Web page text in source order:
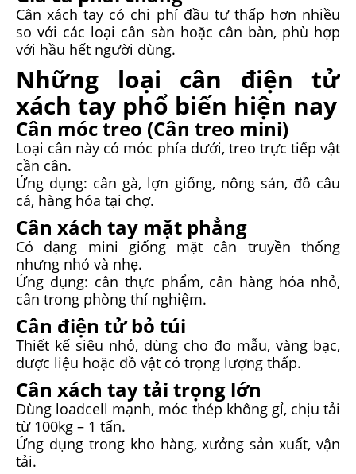
Cân xách tay có chi phí đầu tư thấp hơn nhiều
so với các loại cân sàn hoặc cân bàn, phù hợp
với hầu hết người dùng.
Những loại cân điện tử
xách tay phổ biến hiện nay
Cân móc treo (Cân treo mini)
Loại cân này có móc phía dưới, treo trực tiếp vật
cần cân.
Ứng dụng: cân gà, lợn giống, nông sản, đồ câu
cá, hàng hóa tại chợ.
Cân xách tay mặt phẳng
Có dạng mini giống mặt cân truyền thống
nhưng nhỏ và nhẹ.
Ứng dụng: cân thực phẩm, cân hàng hóa nhỏ,
cân trong phòng thí nghiệm.
Cân điện tử bỏ túi
Thiết kế siêu nhỏ, dùng cho đo mẫu, vàng bạc,
dược liệu hoặc đồ vật có trọng lượng thấp.
Cân xách tay tải trọng lớn
Dùng loadcell mạnh, móc thép không gỉ, chịu tải
từ 100kg – 1 tấn.
Ứng dụng trong kho hàng, xưởng sản xuất, vận
tải.